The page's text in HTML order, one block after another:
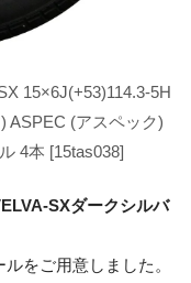
15×6J(+53)114.3-5H
ASPEC (アスペック)
4本 [15tas038]
SXダークシルバ
をご用意しました。